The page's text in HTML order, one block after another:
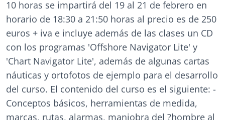
10 horas se impartirá del 19 al 21 de febrero en
horario de 18:30 a 21:50 horas al precio es de 250
euros + iva e incluye además de las clases un CD
con los programas 'Offshore Navigator Lite' y
'Chart Navigator Lite', además de algunas cartas
náuticas y ortofotos de ejemplo para el desarrollo
del curso. El contenido del curso es el siguiente: -
Conceptos básicos, herramientas de medida,
marcas, rutas, alarmas, maniobra del ?hombre al